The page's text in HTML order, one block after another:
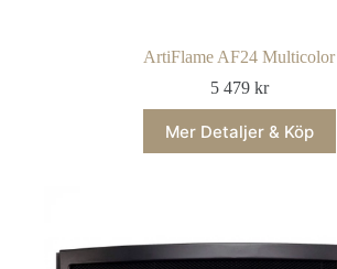
ArtiFlame AF24 Multicolor
5 479 kr
Mer Detaljer & Köp